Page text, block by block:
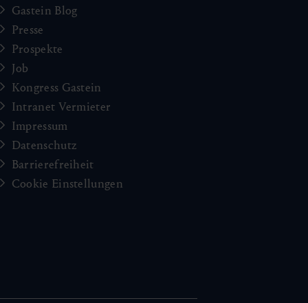
Gastein Blog
Presse
Prospekte
Job
Kongress Gastein
Intranet Vermieter
Impressum
Datenschutz
Barrierefreiheit
Cookie Einstellungen